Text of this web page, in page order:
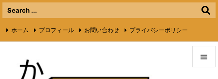

ホーム プロフィール お問い合わせ プライバシーポリシー